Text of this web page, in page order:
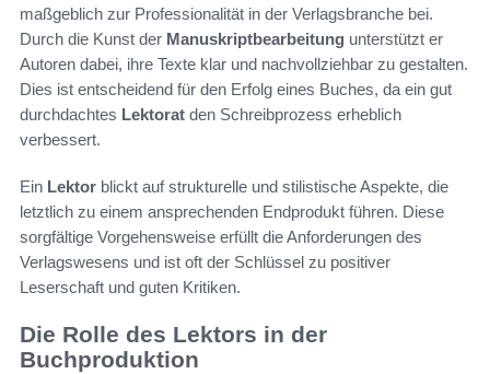
maßgeblich zur Professionalität in der Verlagsbranche bei.
Durch die Kunst der Manuskriptbearbeitung unterstützt er
Autoren dabei, ihre Texte klar und nachvollziehbar zu gestalten.
Dies ist entscheidend für den Erfolg eines Buches, da ein gut
durchdachtes Lektorat den Schreibprozess erheblich
verbessert.
Ein Lektor blickt auf strukturelle und stilistische Aspekte, die
letztlich zu einem ansprechenden Endprodukt führen. Diese
sorgfältige Vorgehensweise erfüllt die Anforderungen des
Verlagswesens und ist oft der Schlüssel zu positiver
Leserschaft und guten Kritiken.
Die Rolle des Lektors in der
Buchproduktion